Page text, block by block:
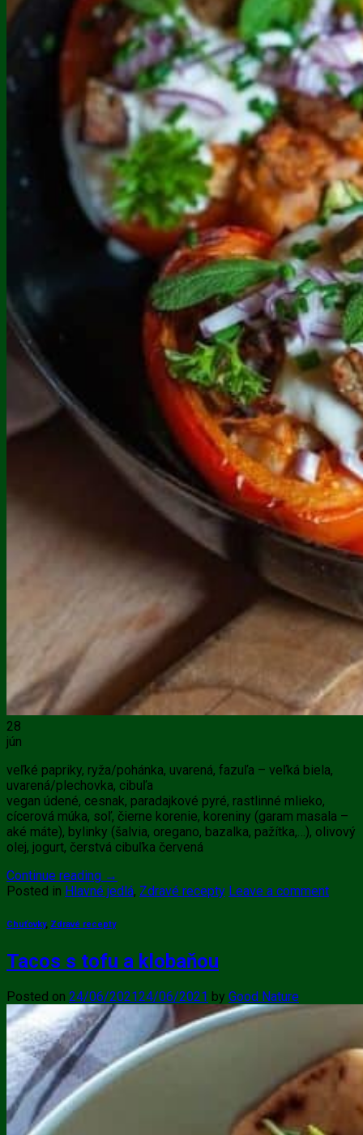
28
jún
veľké papriky, ryža/pohánka, uvarená, fazuľa – veľká biela,
uvarená/plechovka, cibuľa
vegan údené, cesnak, paradajkové pyré, rastlinné mlieko,
cícerová múka, soľ, čierne korenie, koreniny (garam masala –
aké máte), bylinky (šalvia, oregano, bazalka, pažítka,…), olivový
olej, jogurt, čerstvá cibuľka červená
Continue reading →
Posted in Hlavné jedlá, Zdravé recepty Leave a comment
Chuťovky, Zdravé recepty
Tacos s tofu a klobaňou
Posted on 24/06/202124/06/2021 by Good Nature